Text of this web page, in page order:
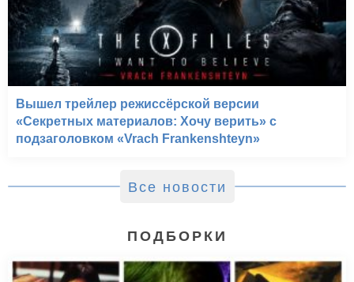
Вышел трейлер режиссёрской версии
«Секретных материалов: Хочу верить» с
подзаголовком «Vrach Frankenshteyn»
Все новости
ПОДБОРКИ